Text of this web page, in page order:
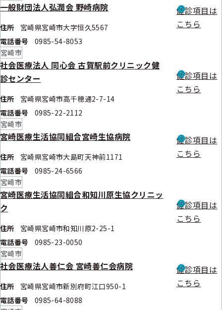
ー
ュ
ー
一般財団法人弘潤会 野崎病院
住所
宮崎県宮崎市大字恒久5567
電話番号
0985-54-8053
健診項目は
こちら
宮崎市
社会医療法人 同心会 古賀駅前クリニック健
診センター
住所
宮崎県宮崎市高千穂通2-7-14
電話番号
0985-22-2112
健診項目は
こちら
宮崎市
宮崎医療生活協同組合宮崎生協病院
住所
宮崎県宮崎市大島町天神前1171
電話番号
0985-24-6566
健診項目は
こちら
宮崎市
宮崎医療生活協同組合和知川原生協クリニッ
ク
住所
宮崎県宮崎市和知川原2-25-1
電話番号
0985-23-0050
健診項目は
こちら
宮崎市
社会医療法人善仁会 宮崎善仁会病院
住所
宮崎県宮崎市新別府町江口950-1
電話番号
0985-64-8088
健診項目は
こちら